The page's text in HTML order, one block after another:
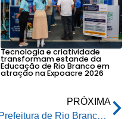
Tecnologia e criatividade
transformam estande da
Educação de Rio Branco em
atração na Expoacre 2026
PRÓXIMA
Prefeitura de Rio Branco distribui 50 mil brinquedos para crianças do Bolsa Família